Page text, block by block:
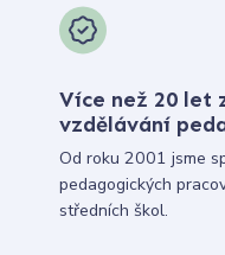
Více než 20 let
vzdělávání
Od roku 2001 jsme
pedagogických
středních škol.